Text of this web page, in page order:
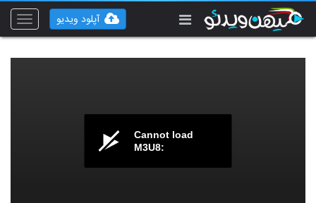
Toggle
آپلود ویدیو
Cannot load
M3U8: